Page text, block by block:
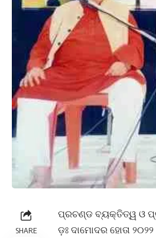
SHARE
ପ୍ରଚଣ୍ଡ ବ୍ୟକ୍ତିତ୍ୱ ଓ
ଡ଼ଃ ଦାମୋଦର ହୋତା